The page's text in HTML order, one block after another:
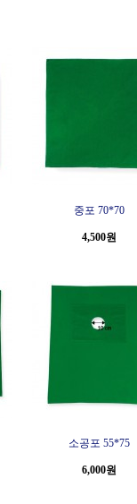
중포 70*70
4,500원
소공포 55*75
6,000원